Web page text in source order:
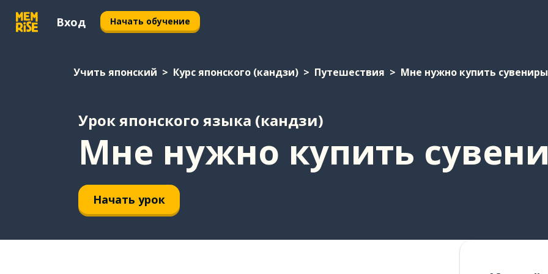
Вход Начать обучение
Учить японский Курс японского (кандзи) Путешествия Мне нужно купить сувениры
Урок японского языка (кандзи)
Мне нужно купить
Начать урок